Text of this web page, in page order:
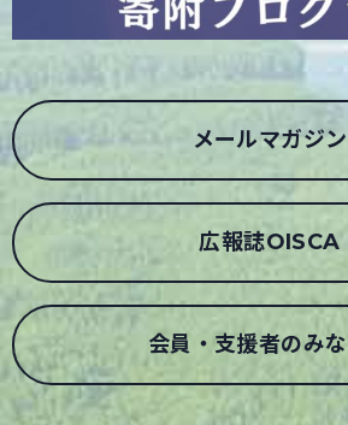
メールマガジン
広報誌OISCA
会員・支援者のみ